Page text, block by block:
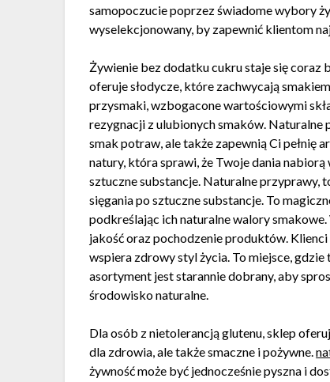
samopoczucie poprzez świadome wybory
wyselekcjonowany, by zapewnić klientom
Żywienie bez dodatku cukru staje się coraz
oferuje słodycze, które zachwycają
przysmaki, wzbogacone wartościowymi
rezygnacji z ulubionych smaków.
smak potraw, ale także zapewnią Ci pełnię
natury, która sprawi, że Twoje dania
sztuczne substancje. Naturalne przyprawy,
sięgania po sztuczne substancje. To
podkreślając ich naturalne walory
jakość oraz pochodzenie produktów. Klienci
wspiera zdrowy styl życia. To miejsce,
asortyment jest starannie dobrany, aby
środowisko naturalne.
Dla osób z nietolerancją glutenu, sklep
dla zdrowia, ale także smaczne i pożywne.
żywność może być jednocześnie pyszna i